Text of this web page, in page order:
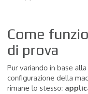
Come
di prova
Pur variando in base
configurazione della
rimane lo stesso: